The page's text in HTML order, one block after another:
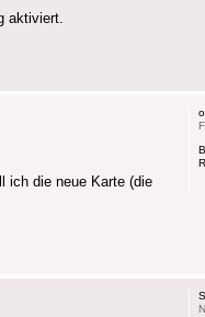
aktiviert.
ich die neue Karte (die